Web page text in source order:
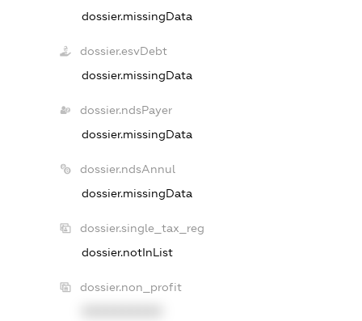
dossier.missingData
dossier.esvDebt
dossier.missingData
dossier.ndsPayer
dossier.missingData
dossier.ndsAnnul
dossier.missingData
dossier.single_tax_reg
dossier.notInList
dossier.non_profit